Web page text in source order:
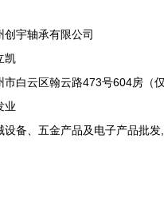
创宇轴承有限公司
凯
市白云区翰云路473号604房（
业
设备、五金产品及电子产品批